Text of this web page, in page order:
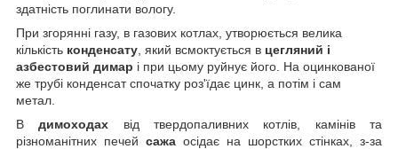
здатність поглинати вологу.
При згорянні газу, в газових котлах, утворюється велика
кількість конденсату , який всмоктується в цегляний і
азбестовий димар і при цьому руйнує його. На оцинкованої
же трубі конденсат спочатку роз'їдає цинк, а потім і сам
метал.
Вдимоходах від твердопаливних котлів, камінів та
різноманітних печей сажа осідає на шорстких стінках, з-за